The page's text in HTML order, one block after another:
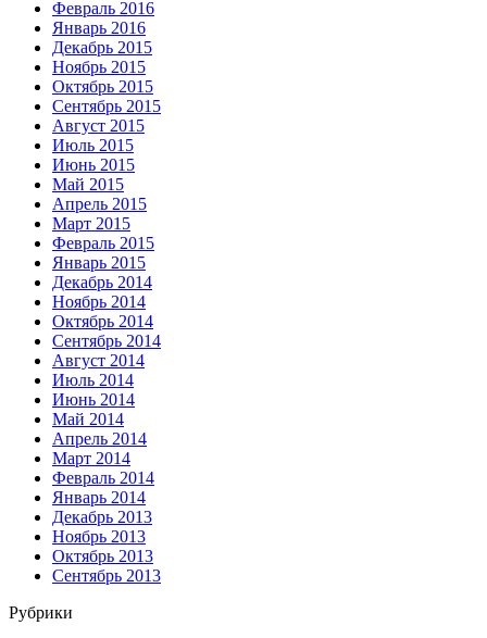
Февраль 2016
Январь 2016
Декабрь 2015
Ноябрь 2015
Октябрь 2015
Сентябрь 2015
Август 2015
Июль 2015
Июнь 2015
Май 2015
Апрель 2015
Март 2015
Февраль 2015
Январь 2015
Декабрь 2014
Ноябрь 2014
Октябрь 2014
Сентябрь 2014
Август 2014
Июль 2014
Июнь 2014
Май 2014
Апрель 2014
Март 2014
Февраль 2014
Январь 2014
Декабрь 2013
Ноябрь 2013
Октябрь 2013
Сентябрь 2013
Рубрики